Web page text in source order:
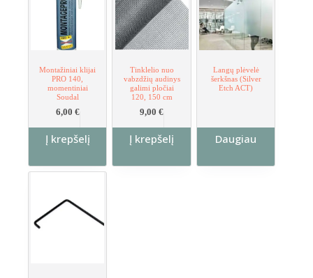
Montažiniai klijai
PRO 140,
momentiniai
Soudal
6,00 €
Į krepšelį
Tinklelio nuo
vabzdžių audinys
galimi pločiai
120, 150 cm
9,00€
Į krepšelį
Langų plėvelė
šerkšnas (Silver
Etch ACT)
Daugiau